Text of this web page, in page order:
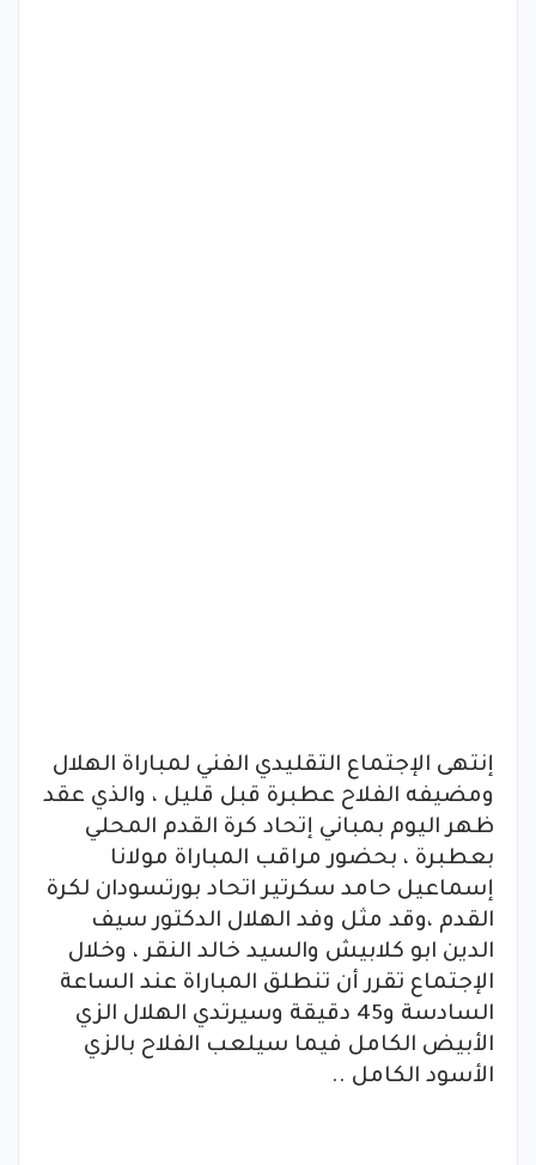
إنتهى الإجتماع التقليدي الفني لمباراة الهلال
ومضيفه الفلاح عطبرة قبل قليل ، والذي عقد
ظهر اليوم بمباني إتحاد كرة القدم المحلي
بعطبرة ، بحضور مراقب المباراة مولانا
إسماعيل حامد سكرتير اتحاد بورتسودان لكرة
القدم ،وقد مثل وفد الهلال الدكتور سيف
الدين ابو كلابيش والسيد خالد النقر ، وخلال
الإجتماع تقرر أن تنطلق المباراة عند الساعة
السادسة و45 دقيقة وسيرتدي الهلال الزي
الأبيض الكامل فيما سيلعب الفلاح بالزي
الأسود الكامل ..